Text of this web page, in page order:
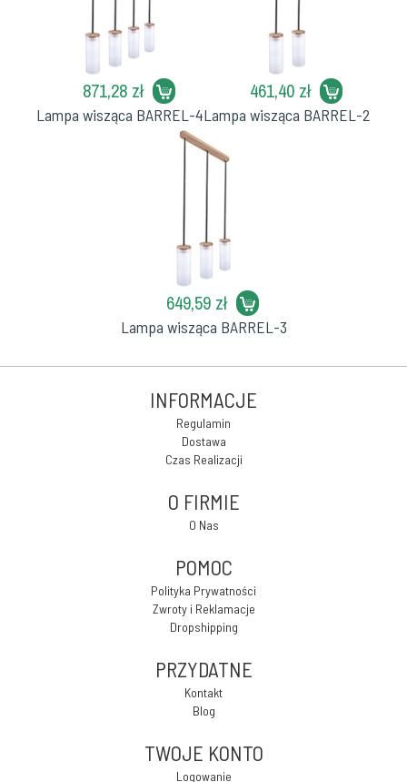
871,28 zł
Lampa wisząca BARREL-4
461,40 zł
Lampa wisząca BARREL-2
649,59 zł
Lampa wisząca BARREL-3
INFORMACJE
Regulamin
Dostawa
Czas Realizacji
O FIRMIE
O Nas
POMOC
Polityka Prywatności
Zwroty i Reklamacje
Dropshipping
PRZYDATNE
Kontakt
Blog
TWOJE KONTO
Logowanie